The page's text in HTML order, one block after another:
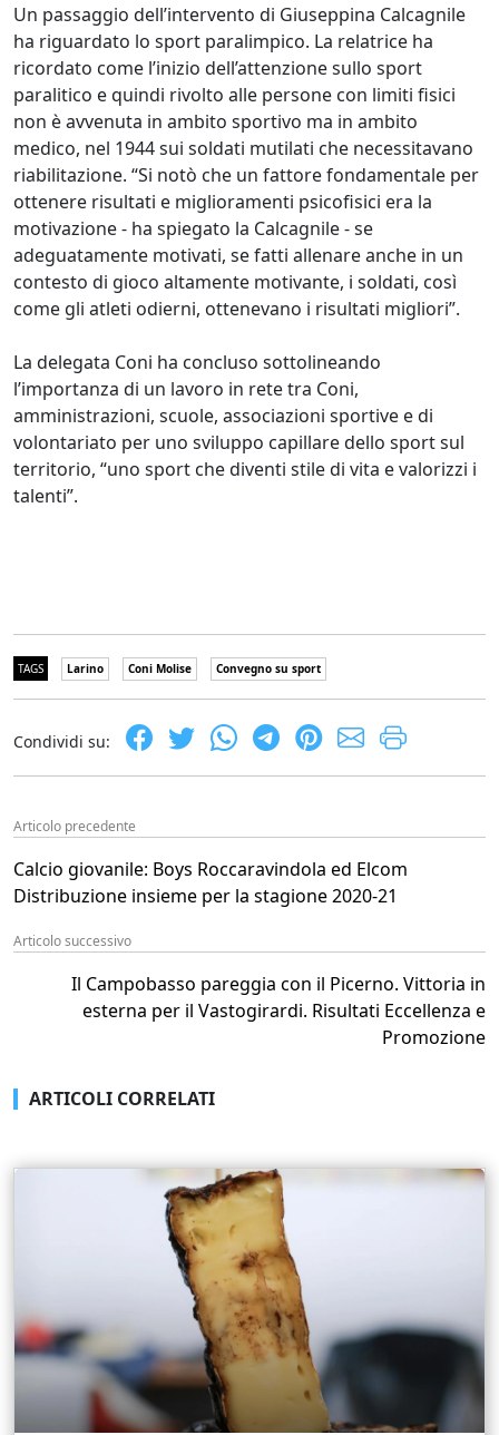
Un passaggio dell’intervento di Giuseppina Calcagnile
ha riguardato lo sport paralimpico. La relatrice ha
ricordato come l’inizio dell’attenzione sullo sport
paralitico e quindi rivolto alle persone con limiti fisici
non è avvenuta in ambito sportivo ma in ambito
medico, nel 1944 sui soldati mutilati che necessitavano
riabilitazione. “Si notò che un fattore fondamentale per
ottenere risultati e miglioramenti psicofisici era la
motivazione - ha spiegato la Calcagnile - se
adeguatamente motivati, se fatti allenare anche in un
contesto di gioco altamente motivante, i soldati, così
come gli atleti odierni, ottenevano i risultati migliori”.
La delegata Coni ha concluso sottolineando
l’importanza di un lavoro in rete tra Coni,
amministrazioni, scuole, associazioni sportive e di
volontariato per uno sviluppo capillare dello sport sul
territorio, “uno sport che diventi stile di vita e valorizzi i
talenti”.
TAGS Larino Coni Molise Convegno su sport
Condividi su:
Articolo precedente
Calcio giovanile: Boys Roccaravindola ed Elcom
Distribuzione insieme per la stagione 2020-21
Articolo successivo
Il Campobasso pareggia con il Picerno. Vittoria in
esterna per il Vastogirardi. Risultati Eccellenza e
Promozione
ARTICOLI CORRELATI